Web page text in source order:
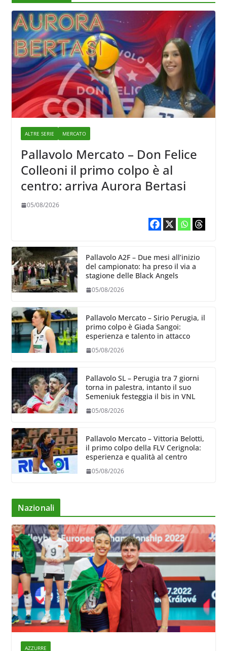
ALTRE SERIE MERCATO
Pallavolo Mercato – Don Felice
Colleoni il primo colpo è al
centro: arriva Aurora Bertasi
05/08/2026
Pallavolo A2F – Due mesi all’inizio
del campionato: ha preso il via a
stagione delle Black Angels
05/08/2026
Pallavolo Mercato – Sirio Perugia, il
primo colpo è Giada Sangoi:
esperienza e talento in attacco
05/08/2026
Pallavolo SL – Perugia tra 7 giorni
torna in palestra, intanto il suo
Semeniuk festeggia il bis in VNL
05/08/2026
Pallavolo Mercato – Vittoria Belotti,
il primo colpo della FLV Cerignola:
esperienza e qualità al centro
05/08/2026
Nazionali
AZZURRE